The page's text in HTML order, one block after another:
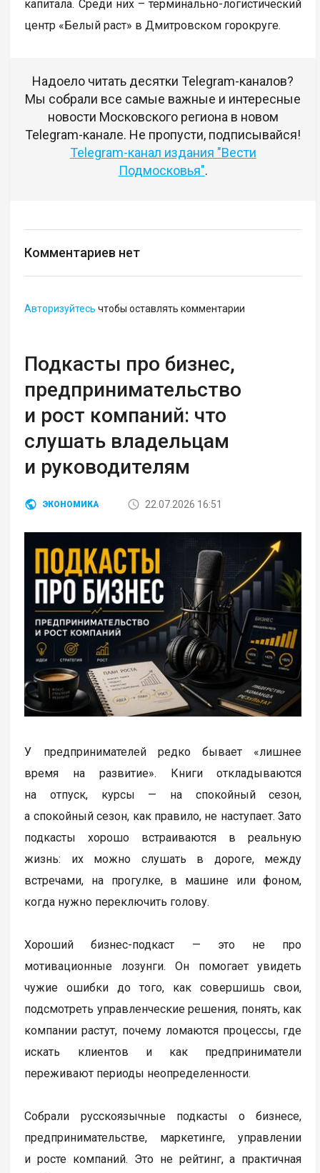
капитала. Среди них – терминально-логистический
центр «Белый раст» в Дмитровском горокруге.
Надоело читать десятки Telegram-каналов?
Мы собрали все самые важные и интересные
новости Московского региона в новом
Telegram-канале. Не пропусти, подписывайся!
Telegram-канал издания "Вести
Подмосковья".
Комментариев нет
Авторизуйтесь чтобы оставлять комментарии
Подкасты про бизнес,
предпринимательство
и рост компаний: что
слушать владельцам
и руководителям
ЭКОНОМИКА 22.07.2026 16:51
У предпринимателей редко бывает «лишнее
время на развитие». Книги откладываются
на отпуск, курсы — на спокойный сезон,
а спокойный сезон, как правило, не наступает. Зато
подкасты хорошо встраиваются в реальную
жизнь: их можно слушать в дороге, между
встречами, на прогулке, в машине или фоном,
когда нужно переключить голову.
Хороший бизнес-подкаст — это не про
мотивационные лозунги. Он помогает увидеть
чужие ошибки до того, как совершишь свои,
подсмотреть управленческие решения, понять, как
компании растут, почему ломаются процессы, где
искать клиентов и как предприниматели
переживают периоды неопределенности.
Собрали русскоязычные подкасты о бизнесе,
предпринимательстве, маркетинге, управлении
и росте компаний. Это не рейтинг, а практичная